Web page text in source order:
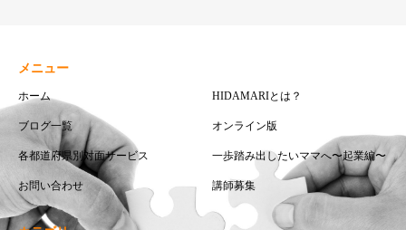
メニュー
ホーム HIDAMARIとは？
ブログ一覧 オンライン版
各都道府県別対面サービス 一歩踏み出したいママへ〜起業編〜
お問い合わせ 講師募集